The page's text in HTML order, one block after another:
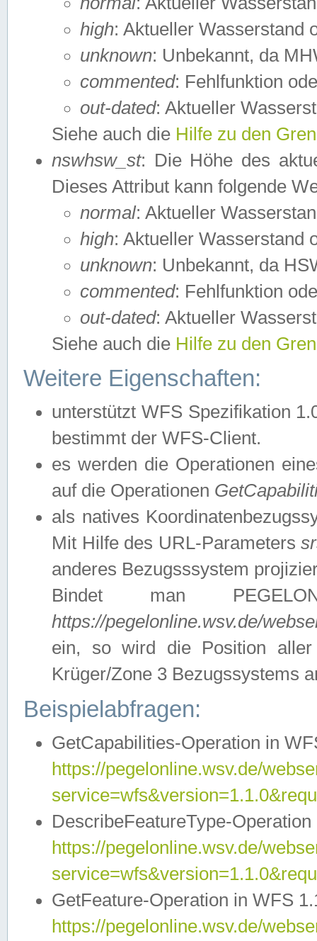
high: Aktueller Wasserstand
unknown: Unbekannt, da
commented: Fehlfunktion
out-dated: Aktueller
Siehe auch die Hilfe zu den
nswhsw_st: Die Höhe des
Dieses Attribut kann folgende
normal: Aktueller
high: Aktueller Wasserstand
unknown: Unbekannt, da
commented: Fehlfunktion
out-dated: Aktueller
Siehe auch die Hilfe zu den
Weitere Eigenschaften:
unterstützt WFS Spezifikation
bestimmt der WFS-Client.
es werden die Operationen
auf die Operationen
als natives
Mit Hilfe des URL-Parameters
anderes Bezugsssystem
Bindet man
https://pegelonline.wsv.de/
ein, so wird die Position
Krüger/Zone 3 Bezugssystems
Beispielabfragen:
GetCapabilities-Operation in
https://pegelonline.wsv.de/
DescribeFeatureType-
https://pegelonline.wsv.de/
GetFeature-Operation in WFS
https://pegelonline.wsv.de/